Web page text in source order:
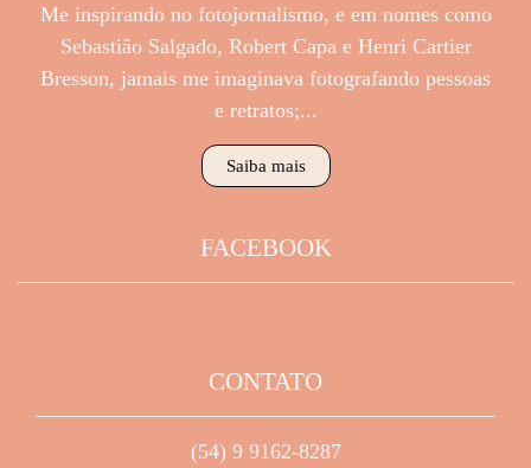
Me inspirando no fotojornalismo, e em nomes como
Sebastião Salgado, Robert Capa e Henri Cartier
Bresson, jamais me imaginava fotografando pessoas
e retratos;...
Saiba mais
FACEBOOK
CONTATO
(54) 9 9162-8287